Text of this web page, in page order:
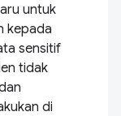
untuk
kepada
sensitif
tidak
di